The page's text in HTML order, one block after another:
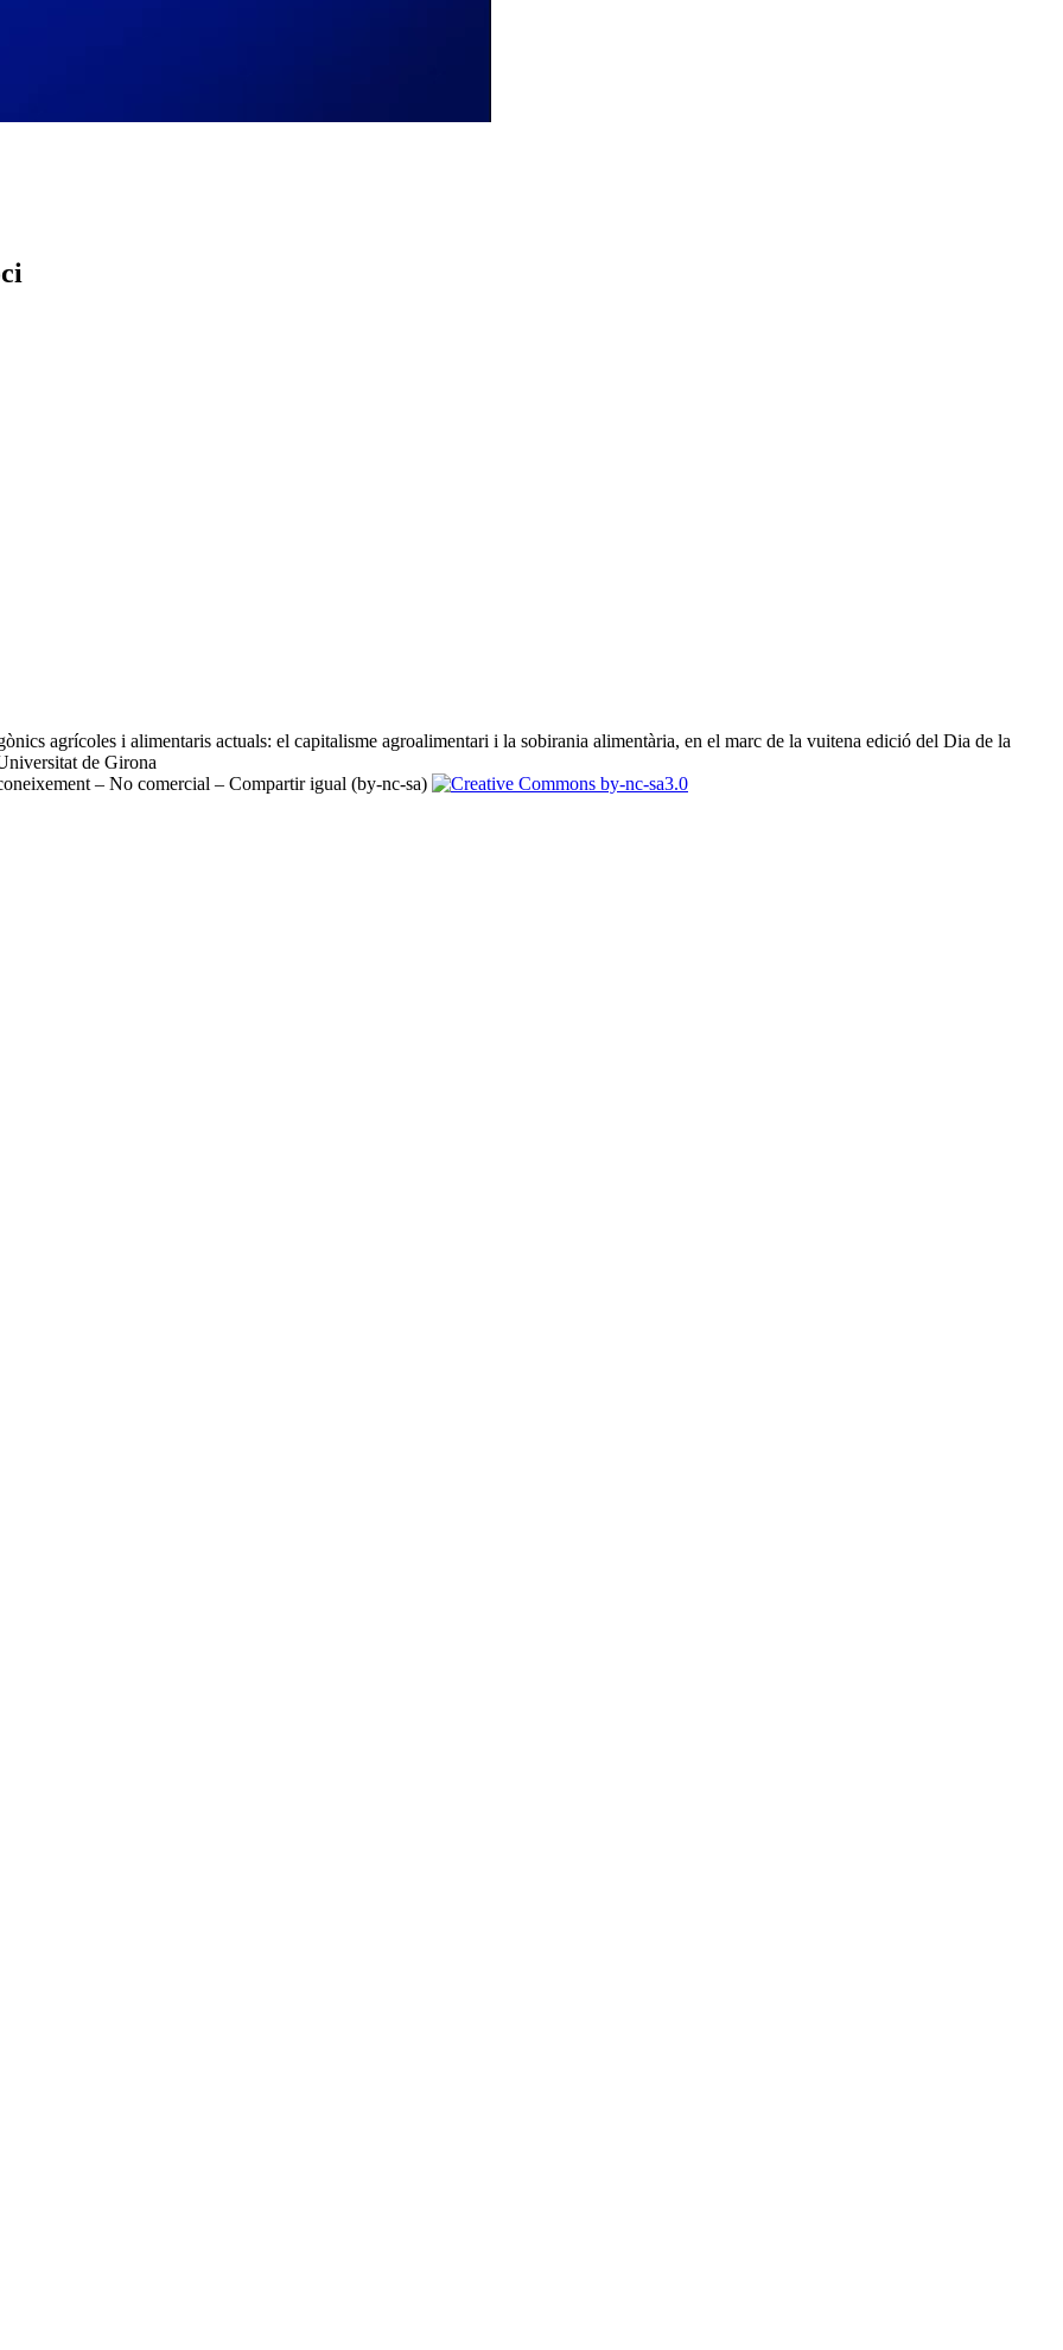
agrícoles i alimentaris actuals: el capitalisme agroalimentari i la sobirania alimentària, en el marc de la vuitena edició del Dia de la
de Girona
– No comercial – Compartir igual (by-nc-sa)